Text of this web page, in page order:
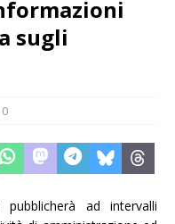
sugli
0
pubblicherà ad intervalli